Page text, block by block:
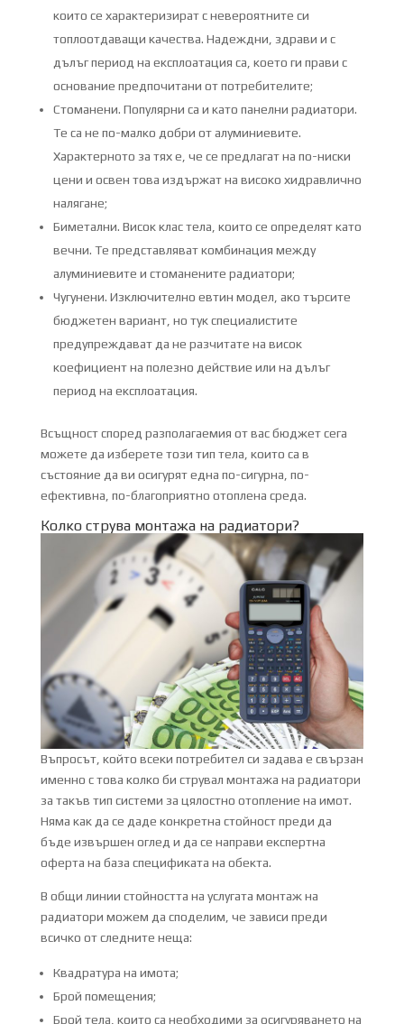
които се характеризират с невероятните си
топлоотдаващи качества. Надеждни, здрави и с
дълъг период на експлоатация са, което ги прави с
основание предпочитани от потребителите;
Стоманени. Популярни са и като панелни радиатори.
Те са не по-малко добри от алуминиевите.
Характерното за тях е, че се предлагат на по-ниски
цени и освен това издържат на високо хидравлично
налягане;
Биметални. Висок клас тела, които се определят като
вечни. Те представляват комбинация между
алуминиевите и стоманените радиатори;
Чугунени. Изключително евтин модел, ако търсите
бюджетен вариант, но тук специалистите
предупреждават да не разчитате на висок
коефициент на полезно действие или на дълъг
период на експлоатация.
Всъщност според разполагаемия от вас бюджет сега
можете да изберете този тип тела, които са в
състояние да ви осигурят една по-сигурна, по-
ефективна, по-благоприятно отоплена среда.
Колко струва монтажа на радиатори?
Въпросът, който всеки потребител си задава е свързан
именно с това колко би струвал монтажа на радиатори
за такъв тип системи за цялостно отопление на имот.
Няма как да се даде конкретна стойност преди да
бъде извършен оглед и да се направи експертна
оферта на база спецификата на обекта.
В общи линии стойността на услугата монтаж на
радиатори можем да споделим, че зависи преди
всичко от следните неща:
Квадратура на имота;
Брой помещения;
Брой тела, които са необходими за осигуряването на